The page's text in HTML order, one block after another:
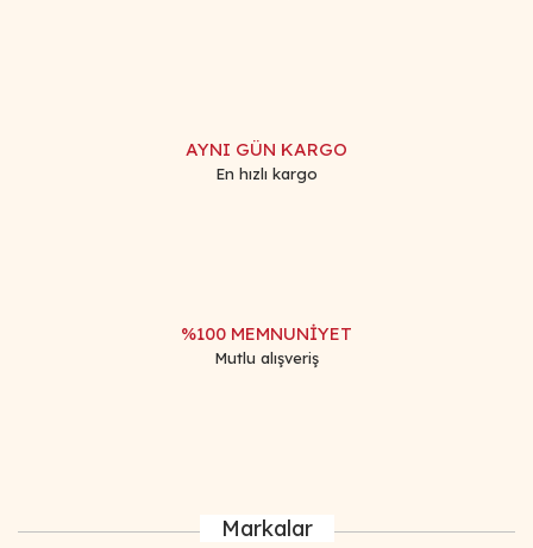
AYNI GÜN KARGO
En hızlı kargo
%100 MEMNUNİYET
Mutlu alışveriş
Markalar